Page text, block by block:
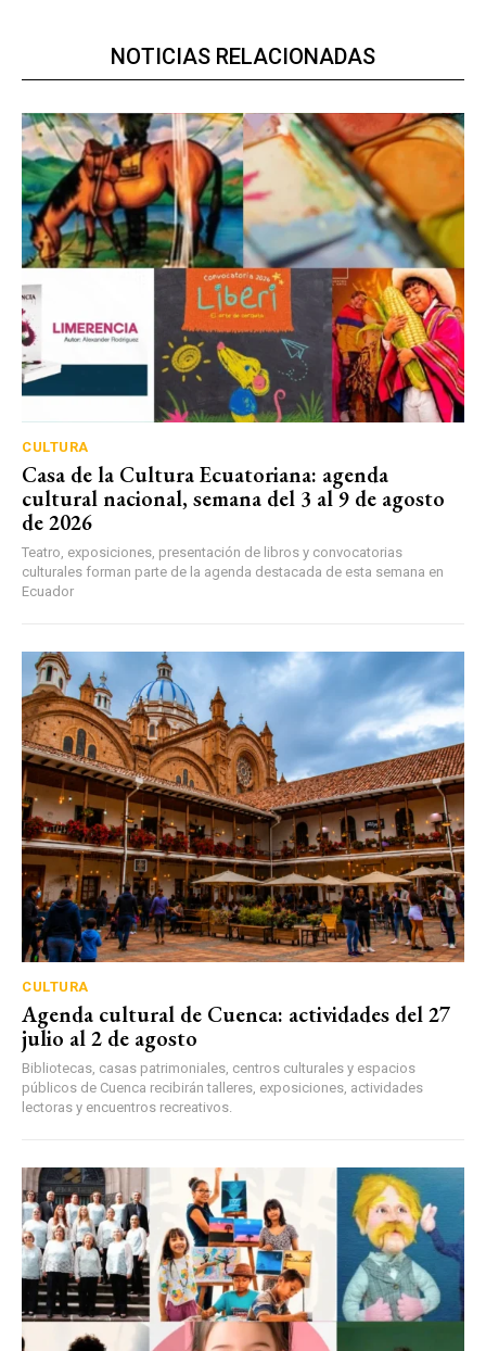
NOTICIAS RELACIONADAS
CULTURA
Casa de la Cultura Ecuatoriana: agenda
cultural nacional, semana del 3 al 9 de agosto
de 2026
Teatro, exposiciones, presentación de libros y convocatorias
culturales forman parte de la agenda destacada de esta semana en
Ecuador
CULTURA
Agenda cultural de Cuenca: actividades del 27
julio al 2 de agosto
Bibliotecas, casas patrimoniales, centros culturales y espacios
públicos de Cuenca recibirán talleres, exposiciones, actividades
lectoras y encuentros recreativos.